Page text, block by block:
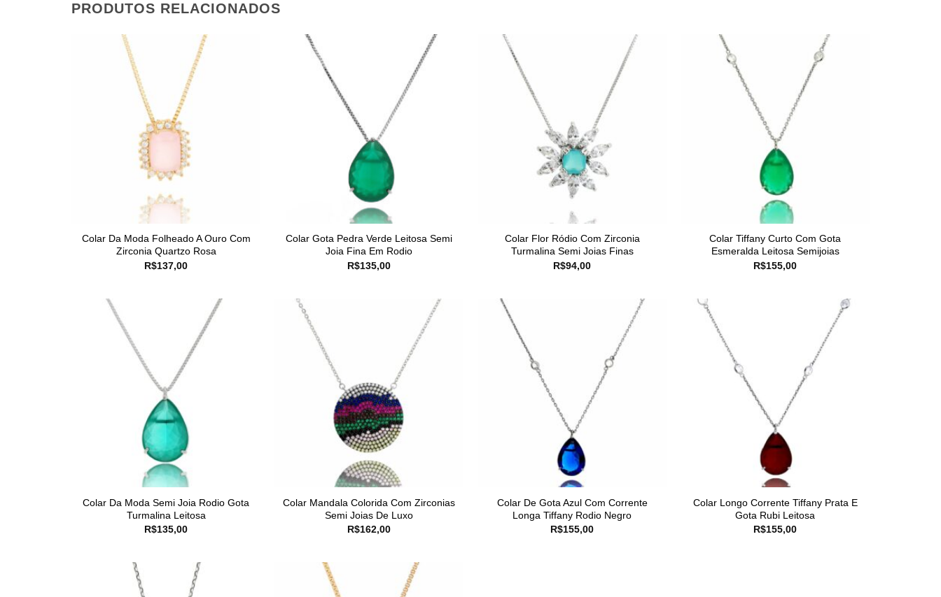
PRODUTOS RELACIONADOS
Colar Da Moda Folheado A Ouro Com
Zirconia Quartzo Rosa
R$137,00
Colar Gota Pedra Verde Leitosa Semi
Joia Fina Em Rodio
R$135,00
Colar Flor Ródio Com Zirconia
Turmalina Semi Joias Finas
R$94,00
Colar Tiffany Curto Com Gota
Esmeralda Leitosa Semijoias
R$155,00
Colar Da Moda Semi Joia Rodio Gota
Turmalina Leitosa
R$135,00
Colar Mandala Colorida Com Zirconias
Semi Joias De Luxo
R$162,00
Colar De Gota Azul Com Corrente
Longa Tiffany Rodio Negro
R$155,00
Colar Longo Corrente Tiffany Prata E
Gota Rubi Leitosa
R$155,00